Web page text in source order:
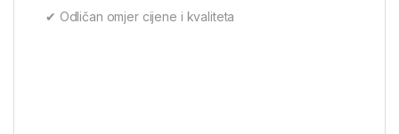
✔ Odličan omjer cijene i kvaliteta